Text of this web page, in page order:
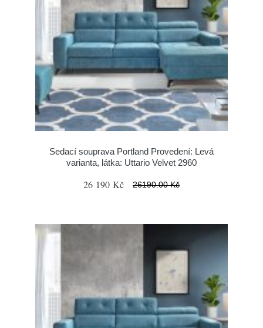
Sedací souprava Portland Provedení: Levá
varianta, látka: Uttario Velvet 2960
26 190 Kč 26190.00 Kč